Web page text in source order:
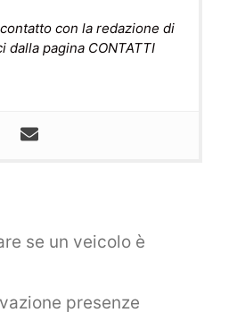
con la redazione di
dalla pagina CONTATTI
se un veicolo è
presenze